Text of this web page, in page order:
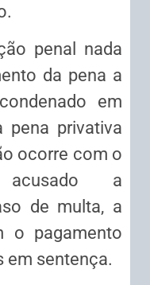
penal nada
da pena a
em
pena privativa
ocorre com o
acusado a
de multa, a
o pagamento
em sentença.